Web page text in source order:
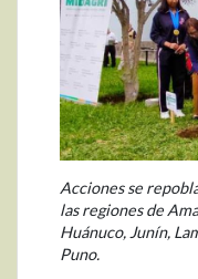
Acciones se
las regiones de
Huánuco, Junín,
Puno.